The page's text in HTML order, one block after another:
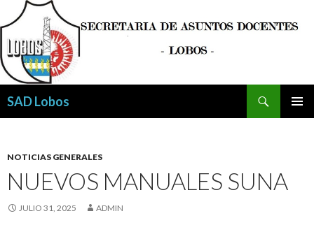
SAD Lobos
NOTICIAS GENERALES
NUEVOS MANUALES SUNA
JULIO 31, 2025 ADMIN